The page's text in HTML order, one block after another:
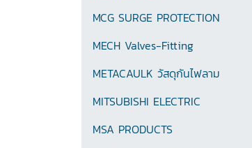
MCG SURGE PROTECTION
MECH Valves-Fitting
METACAULK วัสดุกันไฟลาม
MITSUBISHI ELECTRIC
MSA PRODUCTS